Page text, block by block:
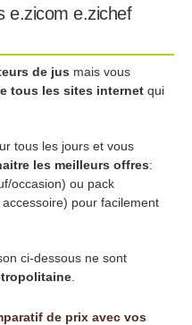
e.zicom e.zichef
de jus mais vous
tous les sites internet qui
tous les jours et vous
les meilleurs offres:
occasion) ou pack
pour facilement
ci-dessous ne sont
de prix avec vos